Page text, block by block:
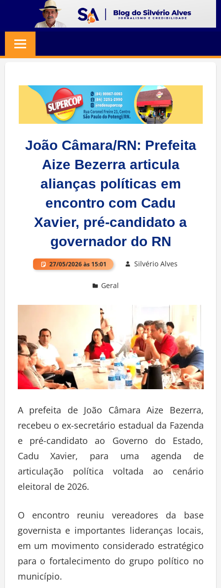
content
SILVERIO
ALVES
Jornalismo
Credibilidade
João Câmara/RN: Prefeita
Aize Bezerra articula
alianças políticas em
encontro com Cadu
Xavier, pré-candidato a
governador do RN
27/05/2026 às 15:01 Silvério Alves
Geral
A prefeita de João Câmara Aize Bezerra,
recebeu o ex-secretário estadual da Fazenda
e pré-candidato ao Governo do Estado,
Cadu Xavier, para uma agenda de
articulação política voltada ao cenário
eleitoral de 2026.
O encontro reuniu vereadores da base
governista e importantes lideranças locais,
em um movimento considerado estratégico
para o fortalecimento do grupo político no
município.